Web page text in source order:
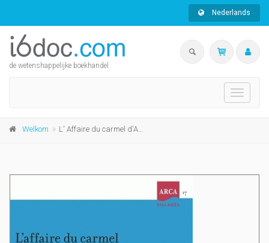
Nederlands
de wetenshappelijke boekhandel
Toggle
Welkom L' Affaire du carmel d'Auschwitz (1985-1993)